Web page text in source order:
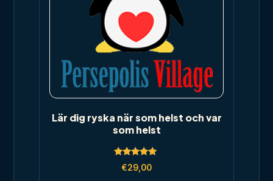
Lär dig ryska när som helst och var
som helst
Rated
5.00
€29,00